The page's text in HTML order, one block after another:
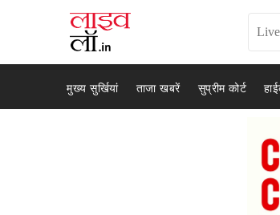
मुख्य सुर्खियां ताजा खबरें सुप्रीम कोर्ट